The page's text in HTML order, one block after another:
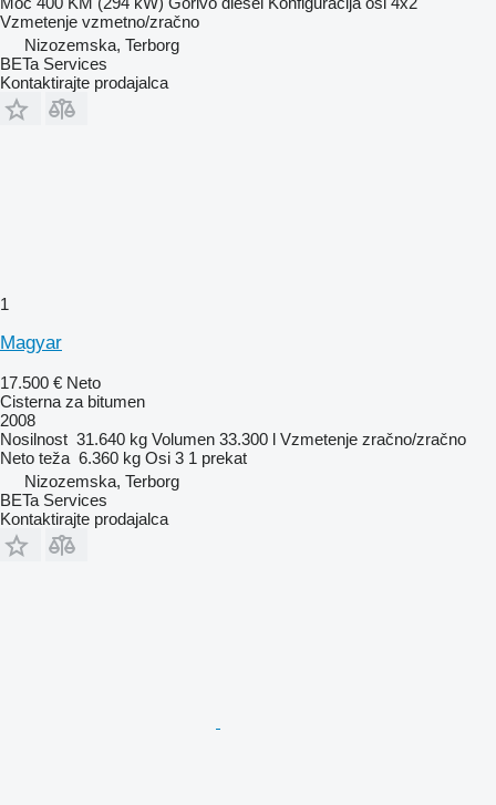
Vzmetenje vzmetno/zračno
Nizozemska, Terborg
BETa Services
Kontaktirajte prodajalca
1
Magyar
17.500 € Neto
Cisterna za bitumen
2008
Nosilnost 31.640 kg Volumen 33.300 l Vzmetenje zračno/zračno
Neto teža 6.360 kg Osi 3 1 prekat
Nizozemska, Terborg
BETa Services
Kontaktirajte prodajalca